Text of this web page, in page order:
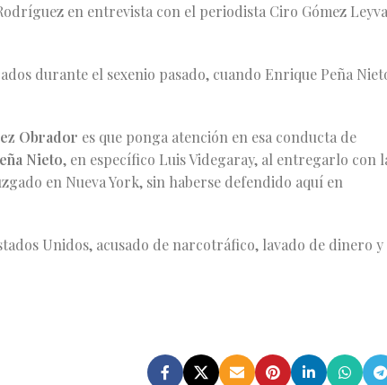
en entrevista con el periodista Ciro Gómez Leyva
durante el sexenio pasado, cuando Enrique Peña
Obrador es que ponga atención en esa conducta de
Nieto, en específico Luis Videgaray, al entregarlo con
en Nueva York, sin haberse defendido aquí en
Unidos, acusado de narcotráfico, lavado de dinero y